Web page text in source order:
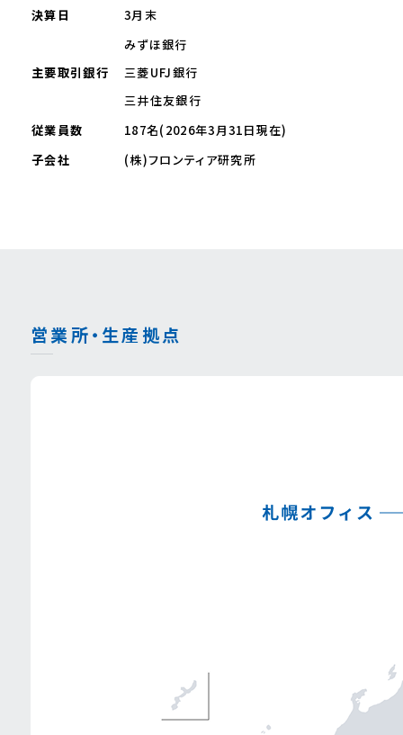
決算日
3月末
主要取引銀行
みずほ銀行
三菱UFJ銀行
三井住友銀行
従業員数
187名(2026年3月31日現在)
子会社
(株)フロンティア研究所
営業所‧⽣産拠点